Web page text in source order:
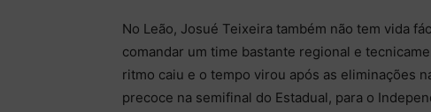
No Leão, Josué Teixeira também não tem vida
comandar um time bastante regional e
ritmo caiu e o tempo virou após as eliminações
precoce na semifinal do Estadual, para o